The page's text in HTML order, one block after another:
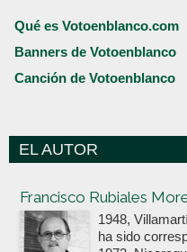
Qué es Votoenblanco.com
Banners de Votoenblanco
Canción de Votoenblanco
EL AUTOR
Francisco Rubiales
1948,
ha sido